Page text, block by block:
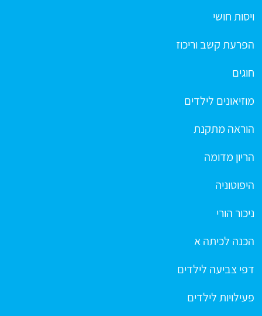
ויסות חושי
הפרעת קשב וריכוז
חוגים
מוזיאונים לילדים
הוראה מתקנת
הריון מדומה
היפוטוניה
ניכור הורי
הכנה לכיתה א
דפי צביעה לילדים
פעילויות לילדים